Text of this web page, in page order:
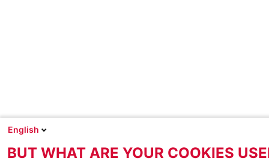
English
BUT WHAT ARE YOUR COOKIES